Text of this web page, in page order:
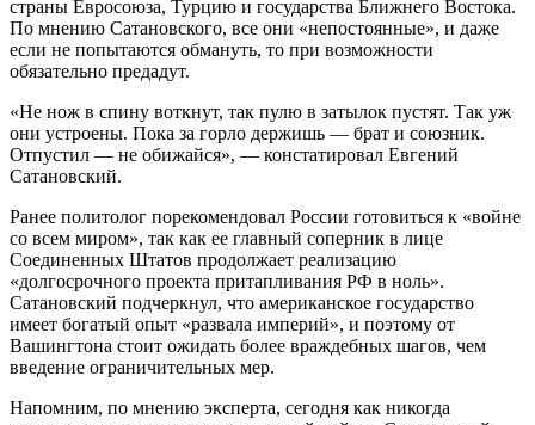
страны Евросоюза, Турцию и государства Ближнего Востока.
По мнению Сатановского, все они «непостоянные», и даже
если не попытаются обмануть, то при возможности
обязательно предадут.
«Не нож в спину воткнут, так пулю в затылок пустят. Так уж
они устроены. Пока за горло держишь — брат и союзник.
Отпустил — не обижайся», — констатировал Евгений
Сатановский.
Ранее политолог порекомендовал России готовиться к «войне
со всем миром», так как ее главный соперник в лице
Соединенных Штатов продолжает реализацию
«долгосрочного проекта притапливания РФ в ноль».
Сатановский подчеркнул, что американское государство
имеет богатый опыт «развала империй», и поэтому от
Вашингтона стоит ожидать более враждебных шагов, чем
введение ограничительных мер.
Напомним, по мнению эксперта, сегодня как никогда